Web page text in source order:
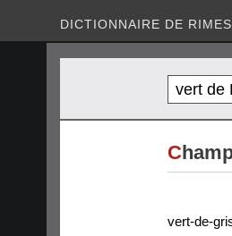
DICTIONNAIRE DE RIMES
C
vert-de-